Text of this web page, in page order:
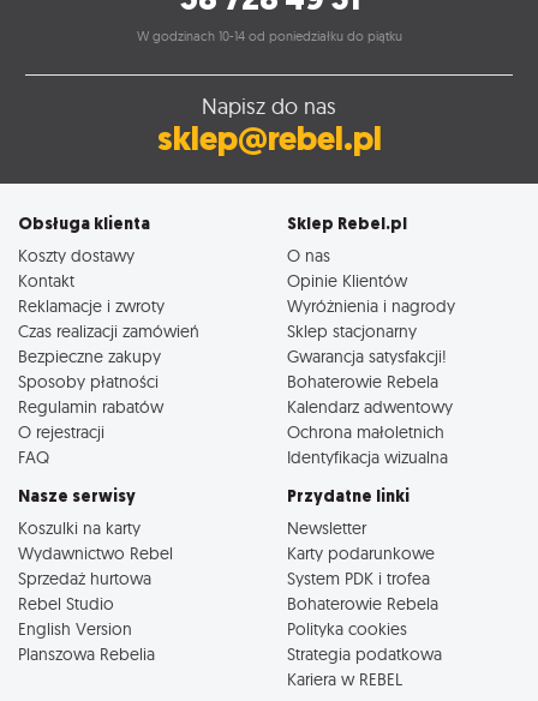
W godzinach 10-14 od poniedziałku do piątku
Napisz do nas
sklep@rebel.pl
Obsługa klienta
Koszty dostawy
Kontakt
Reklamacje i zwroty
Czas realizacji zamówień
Bezpieczne zakupy
Sposoby płatności
Regulamin rabatów
O rejestracji
FAQ
Sklep Rebel.pl
O nas
Opinie Klientów
Wyróżnienia i nagrody
Sklep stacjonarny
Gwarancja satysfakcji!
Bohaterowie Rebela
Kalendarz adwentowy
Ochrona małoletnich
Identyfikacja wizualna
Nasze serwisy
Koszulki na karty
Wydawnictwo Rebel
Sprzedaż hurtowa
Rebel Studio
English Version
Planszowa Rebelia
Przydatne linki
Newsletter
Karty podarunkowe
System PDK i trofea
Bohaterowie Rebela
Polityka cookies
Strategia podatkowa
Kariera w REBEL